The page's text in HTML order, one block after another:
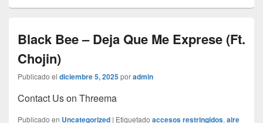
Black Bee – Deja Que Me Exprese (Ft.
Chojin)
Publicado el diciembre 5, 2025poradmin
Contact Us on Threema
Publicado en Uncategorized | Etiquetado accesos restringidos, aire